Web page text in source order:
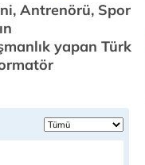
Antrenörü, Spor
yapan Türk